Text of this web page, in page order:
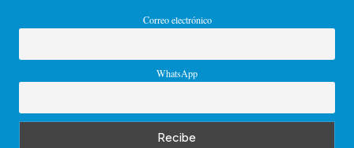
Correo electrónico
WhatsApp